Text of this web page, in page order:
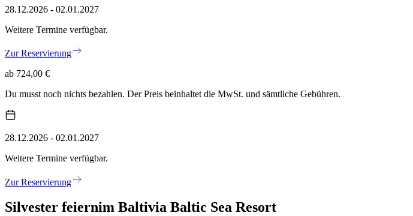
28.12.2026 - 02.01.2027
Weitere Termine verfügbar.
Zur Reservierung
ab 724,00 €
Du musst noch nichts bezahlen. Der Preis beinhaltet die MwSt. und sämtliche Gebühren.
28.12.2026 - 02.01.2027
Weitere Termine verfügbar.
Zur Reservierung
Silvester feiernim Baltivia Baltic Sea Resort